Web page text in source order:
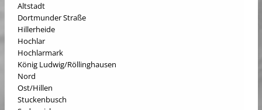
Altstadt
Dortmunder Straße
Hillerheide
Hochlar
Hochlarmark
König Ludwig/Röllinghausen
Nord
Ost/Hillen
Stuckenbusch